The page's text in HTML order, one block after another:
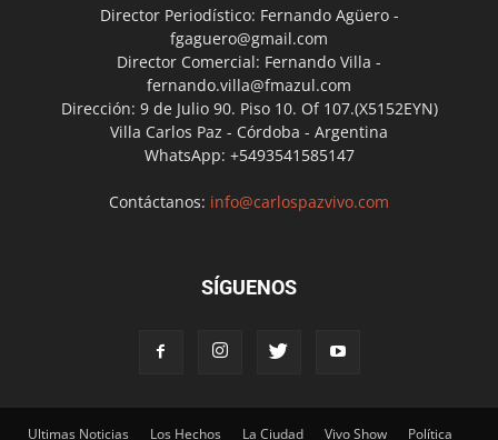
Director Periodístico: Fernando Agüero -
fgaguero@gmail.com
Director Comercial: Fernando Villa -
fernando.villa@fmazul.com
Dirección: 9 de Julio 90. Piso 10. Of 107.(X5152EYN)
Villa Carlos Paz - Córdoba - Argentina
WhatsApp: +5493541585147
Contáctanos: info@carlospazvivo.com
SÍGUENOS
Ultimas Noticias Los Hechos La Ciudad Vivo Show Política